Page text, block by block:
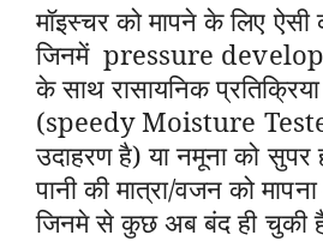
मॉइस्चर को मापने के लिए
जिनमें pressure develop
के साथ रासायनिक
(speedy Moisture
उदाहरण है) या नमूना को सुपर
पानी की मात्रा/वजन को
जिनमे से कुछ अब बंद ही चुकी